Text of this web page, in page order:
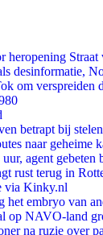
heropening
desinformatie,
om verspreiden
betrapt bij
naar geheime
agent gebeten
rust terug in
via Kinky.nl
embryo van
op NAVO-land
na ruzie over